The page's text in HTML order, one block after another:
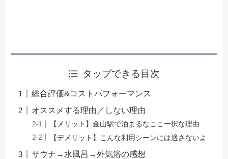
タップできる目次
総合評価&コストパフォーマンス
オススメする理由／しない理由
【メリット】金山駅で泊まるなここ一択な理由
【デメリット】こんな利用シーンには適さないよ
サウナ→水風呂→外気浴の感想